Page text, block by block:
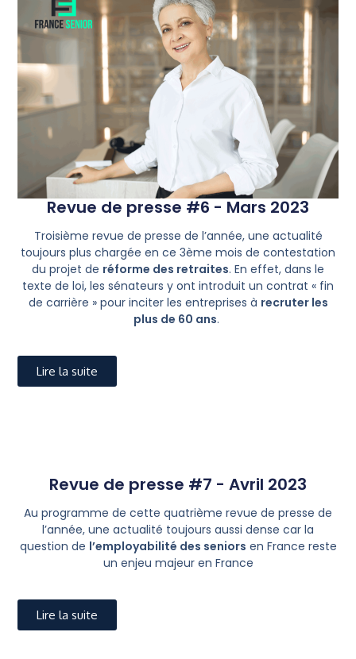
Revue de presse #6 - Mars 2023
Troisième revue de presse de l’année, une actualité
toujours plus chargée en ce 3ème mois de contestation
du projet de réforme des retraites. En effet, dans le
texte de loi, les sénateurs y ont introduit un contrat « fin
de carrière » pour inciter les entreprises à recruter les
plus de 60 ans.
Lire la suite
Revue de presse #7 - Avril 2023
Au programme de cette quatrième revue de presse de
l’année, une actualité toujours aussi dense car la
question de l’employabilité des seniors en France reste
un enjeu majeur en France
Lire la suite